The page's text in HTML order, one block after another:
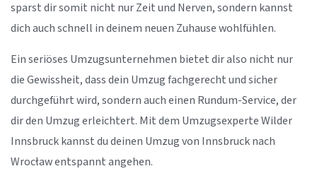
sparst dir somit nicht nur Zeit und Nerven, sondern kannst
dich auch schnell in deinem neuen Zuhause wohlfühlen.
Ein seriöses Umzugsunternehmen bietet dir also nicht nur
die Gewissheit, dass dein Umzug fachgerecht und sicher
durchgeführt wird, sondern auch einen Rundum-Service, der
dir den Umzug erleichtert. Mit dem Umzugsexperte Wilder
Innsbruck kannst du deinen Umzug von Innsbruck nach
Wrocław entspannt angehen.